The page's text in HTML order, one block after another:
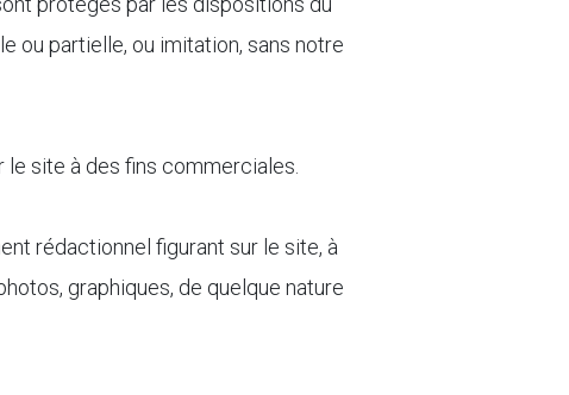
ou partielle, ou imitation, sans notre
site à des fins commerciales.
rédactionnel figurant sur le site, à
graphiques, de quelque nature